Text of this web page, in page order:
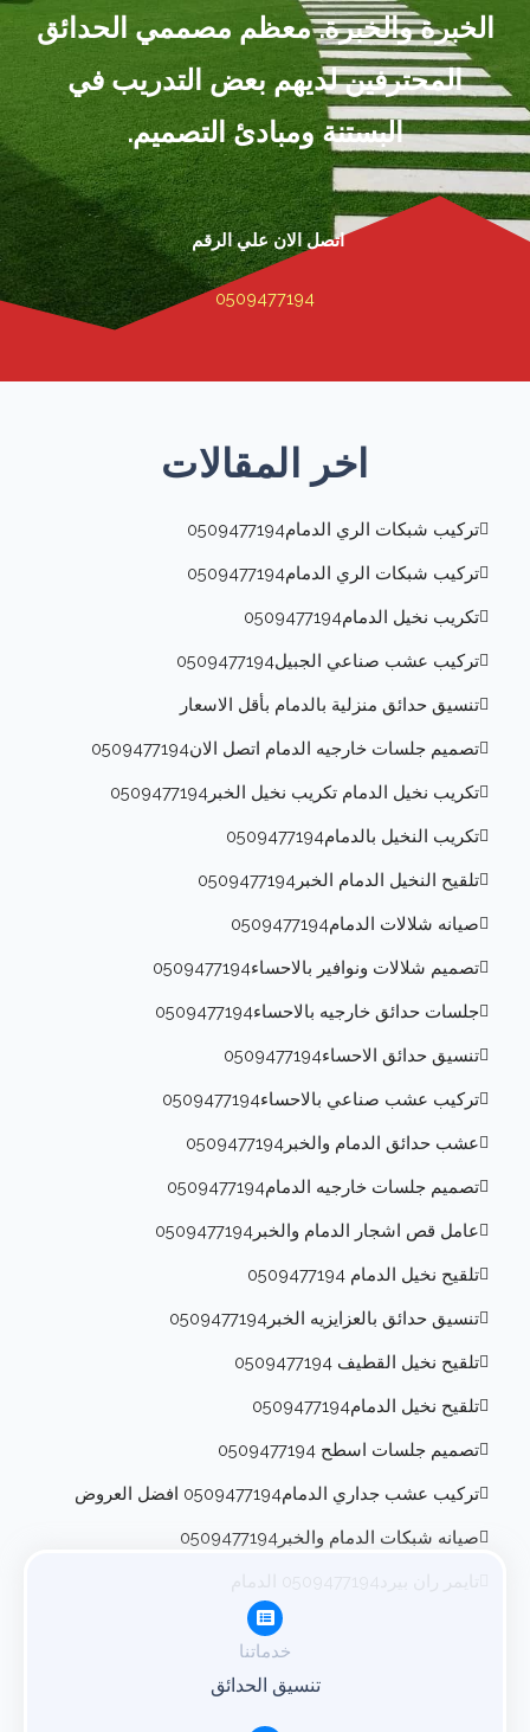
الخبرة والخبرة. معظم مصممي الحدائق
المحترفين لديهم بعض التدريب في
البستنة ومبادئ التصميم.
اتصل الان علي الرقم
0509477194
اخر المقالات
تركيب شبكات الري الدمام0509477194
تركيب شبكات الري الدمام0509477194
تكريب نخيل الدمام0509477194
تركيب عشب صناعي الجبيل0509477194
تنسيق حدائق منزلية بالدمام بأقل الاسعار
تصميم جلسات خارجيه الدمام اتصل الان0509477194
تكريب نخيل الدمام تكريب نخيل الخبر0509477194
تكريب النخيل بالدمام0509477194
تلقيح النخيل الدمام الخبر0509477194
صيانه شلالات الدمام0509477194
تصميم شلالات ونوافير بالاحساء0509477194
جلسات حدائق خارجيه بالاحساء0509477194
تنسيق حدائق الاحساء0509477194
تركيب عشب صناعي بالاحساء0509477194
عشب حدائق الدمام والخبر0509477194
تصميم جلسات خارجيه الدمام0509477194
عامل قص اشجار الدمام والخبر0509477194
تلقيح نخيل الدمام 0509477194
تنسيق حدائق بالعزايزيه الخبر0509477194
تلقيح نخيل القطيف 0509477194
تلقيح نخيل الدمام0509477194
تصميم جلسات اسطح 0509477194
تركيب عشب جداري الدمام0509477194 افضل العروض
صيانه شبكات الدمام والخبر0509477194
خدماتنا
تنسيق الحدائق